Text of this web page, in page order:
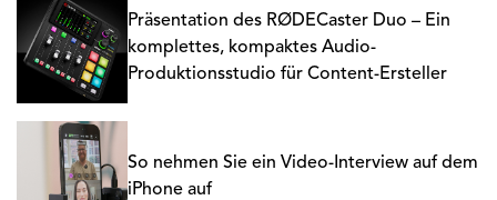
Präsentation des RØDECaster Duo – Ein
komplettes, kompaktes Audio-
Produktionsstudio für Content-Ersteller
So nehmen Sie ein Video-Interview auf dem
iPhone auf